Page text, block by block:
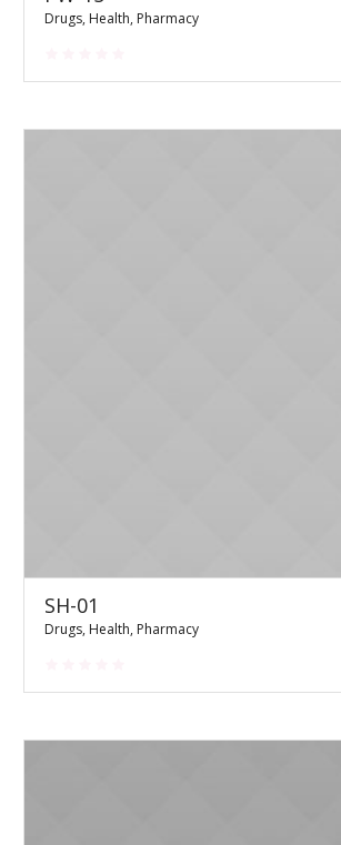
Drugs, Health, Pharmacy
SH-01
Drugs, Health, Pharmacy